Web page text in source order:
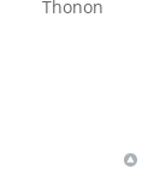
Thonon